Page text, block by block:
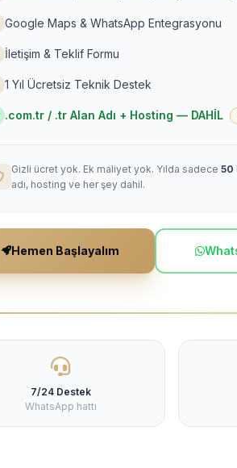
Google Maps & WhatsApp Entegrasyonu
İletişim & Teklif Formu
1 Yıl Ücretsiz Teknik Destek
.com.tr / .tr Alan Adı + Hosting — DAHİL
Gizli ücret yok. Ek maliyet yok. Yılda sadece 50
adı, hosting ve her şey dahil.
Hemen Başlayalım
7/24 Destek
WhatsApp hattı